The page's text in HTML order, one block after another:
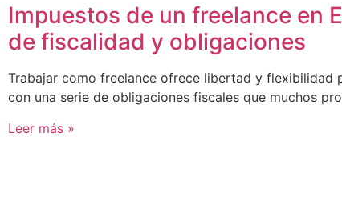
Impuestos de un freelance en
de fiscalidad y obligaciones
Trabajar como freelance ofrece libertad y flexibilidad
con una serie de obligaciones fiscales que muchos
Leer más »